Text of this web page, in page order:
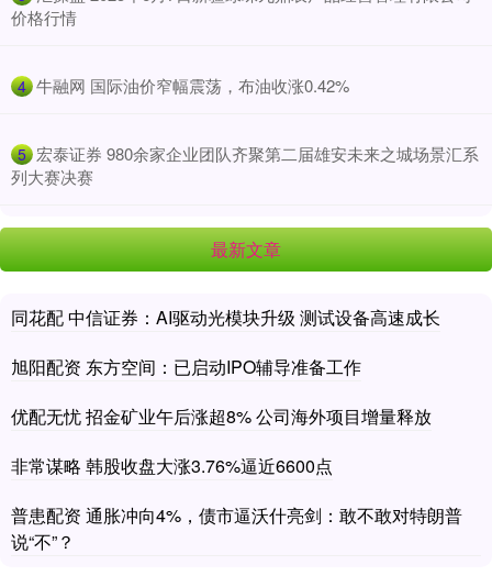
价格行情
4 ​牛融网 国际油价窄幅震荡，布油收涨0.42%
5 ​宏泰证券 980余家企业团队齐聚第二届雄安未来之城场景汇系
列大赛决赛
最新文章
同花配 中信证券：AI驱动光模块升级 测试设备高速成长
旭阳配资 东方空间：已启动IPO辅导准备工作
优配无忧 招金矿业午后涨超8% 公司海外项目增量释放
非常谋略 韩股收盘大涨3.76%逼近6600点
普患配资 通胀冲向4%，债市逼沃什亮剑：敢不敢对特朗普
说“不”？